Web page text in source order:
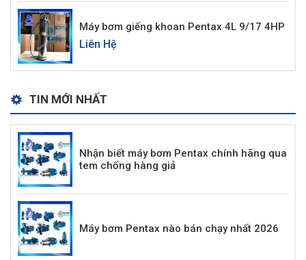
Máy bơm giếng khoan Pentax 4L 9/17 4HP
Liên Hệ
TIN MỚI NHẤT
Nhận biết máy bơm Pentax chính hãng qua
tem chống hàng giả
Máy bơm Pentax nào bán chạy nhất 2026